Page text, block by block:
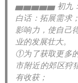
▅▅▅▅▅ 初九：
白话：拓展需求
影响力，使自己
业的发展壮大。
①为了获取更多
市附近的郊区狩
有收获；